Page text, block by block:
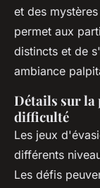
et des
permet aux
distincts et de
ambiance
Détails sur la
difficulté
Les jeux
différents
Les défis